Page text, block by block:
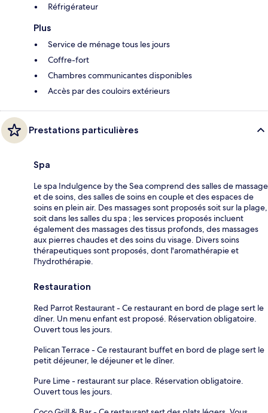
Réfrigérateur
Plus
Service de ménage tous les jours
Coffre-fort
Chambres communicantes disponibles
Accès par des couloirs extérieurs
Prestations particulières
Spa
Le spa Indulgence by the Sea comprend des salles de massage
et de soins, des salles de soins en couple et des espaces de
soins en plein air. Des massages sont proposés soit sur la plage,
soit dans les salles du spa ; les services proposés incluent
également des massages des tissus profonds, des massages
aux pierres chaudes et des soins du visage. Divers soins
thérapeutiques sont proposés, dont l'aromathérapie et
l'hydrothérapie.
Restauration
Red Parrot Restaurant - Ce restaurant en bord de plage sert le
dîner. Un menu enfant est proposé. Réservation obligatoire.
Ouvert tous les jours.
Pelican Terrace - Ce restaurant buffet en bord de plage sert le
petit déjeuner, le déjeuner et le dîner.
Pure Lime - restaurant sur place. Réservation obligatoire.
Ouvert tous les jours.